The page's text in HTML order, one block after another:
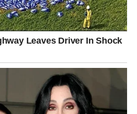
vijest koja bi vam
planove.
vrata novih početaka.
ulazi u vaš život
trenuci.